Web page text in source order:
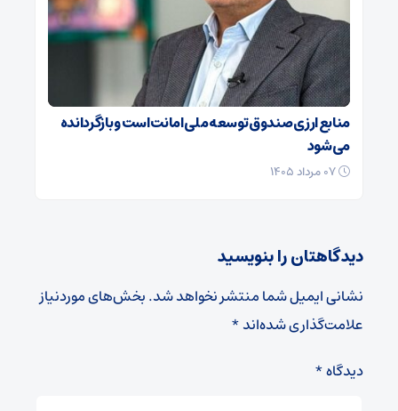
منابع ارزی صندوق توسعه ملی امانت است و بازگردانده
می‌شود
دیدگاهتان را بنویسید
نشانی ایمیل شما منتشر نخواهد شد.بخش‌های موردنیاز
علامت‌گذاری شده‌اند*
دیدگاه*